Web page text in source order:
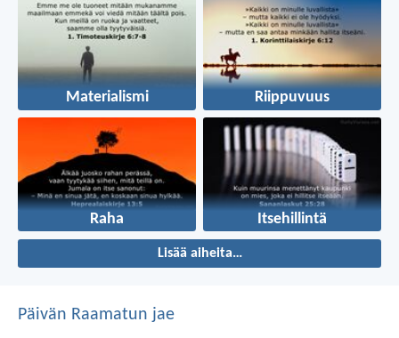
Materialismi Riippuvuus
Raha Itsehillintä
Lisää aiheita…
Päivän Raamatun jae